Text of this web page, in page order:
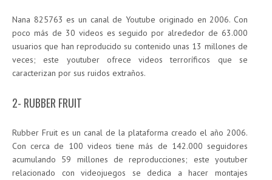
Nana 825763 es un canal de Youtube originado en 2006. Con
poco más de 30 videos es seguido por alrededor de 63.000
usuarios que han reproducido su contenido unas 13 millones de
veces; este youtuber ofrece videos terroríficos que se
caracterizan por sus ruidos extraños.
2- RUBBER FRUIT
Rubber Fruit es un canal de la plataforma creado el año 2006.
Con cerca de 100 videos tiene más de 142.000 seguidores
acumulando 59 millones de reproducciones; este youtuber
relacionado con videojuegos se dedica a hacer montajes